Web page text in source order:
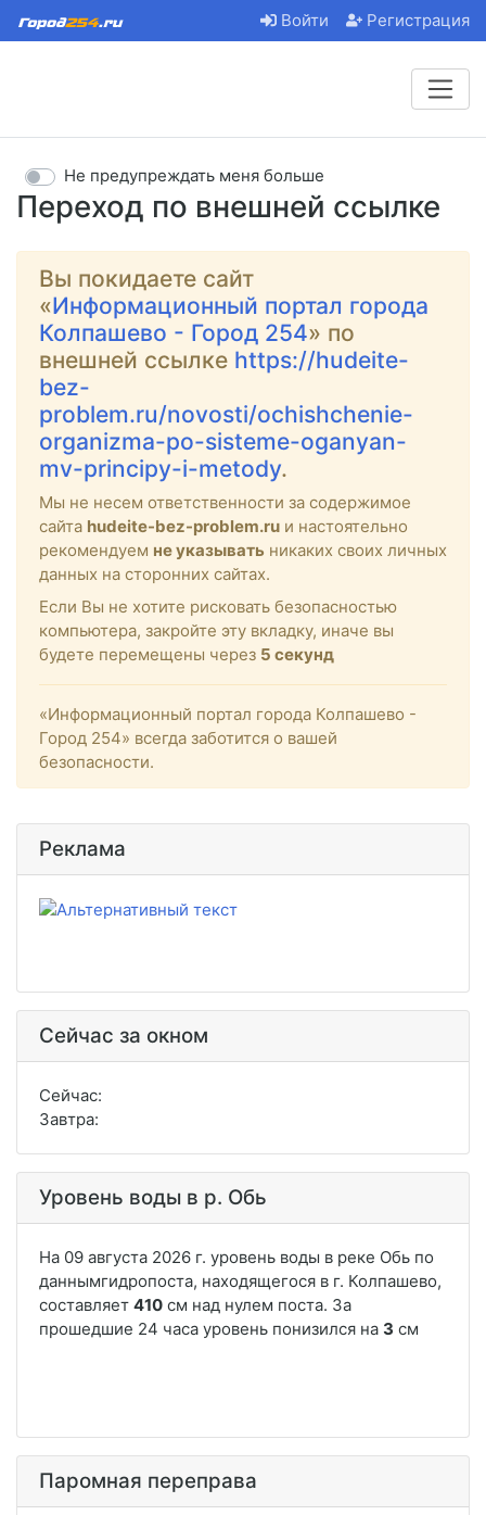
Войти Регистрация
Переход по внешней ссылке
Не предупреждать меня больше
Вы покидаете сайт
«Информационный портал города
Колпашево - Город 254» по
внешней ссылке https://hudeite-
bez-
problem.ru/novosti/ochishchenie-
organizma-po-sisteme-oganyan-
mv-principy-i-metody.
Мы не несем ответственности за содержимое
сайта hudeite-bez-problem.ru и настоятельно
рекомендуем не указывать никаких своих личных
данных на сторонних сайтах.
Если Вы не хотите рисковать безопасностью
компьютера, закройте эту вкладку, иначе вы
будете перемещены через 5 секунд
«Информационный портал города Колпашево -
Город 254» всегда заботится о вашей
безопасности.
Реклама
Сейчас за окном
Сейчас:
Завтра:
Уровень воды в р. Обь
Паромная переправа